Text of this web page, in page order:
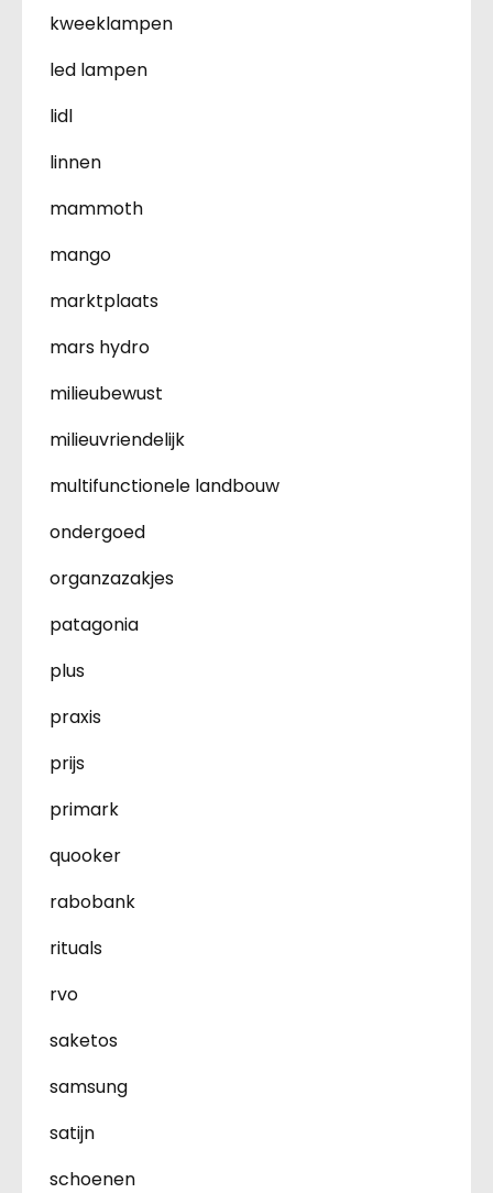
kweeklampen
led lampen
lidl
linnen
mammoth
mango
marktplaats
mars hydro
milieubewust
milieuvriendelijk
multifunctionele landbouw
ondergoed
organzazakjes
patagonia
plus
praxis
prijs
primark
quooker
rabobank
rituals
rvo
saketos
samsung
satijn
schoenen